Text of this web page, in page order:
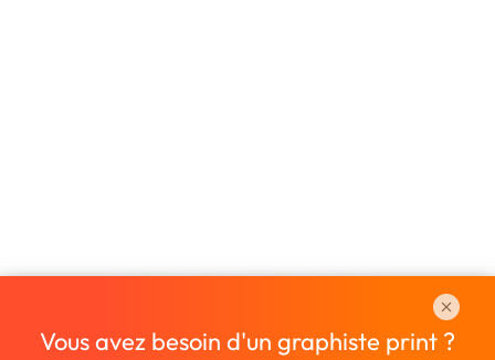
Vous avez besoin d'un graphiste print ?